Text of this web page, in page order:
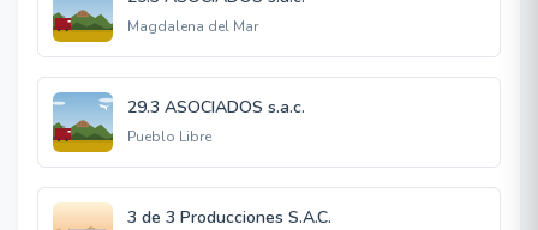
Magdalena del Mar
29.3 ASOCIADOS s.a.c.
Pueblo Libre
3 de 3 Producciones S.A.C.